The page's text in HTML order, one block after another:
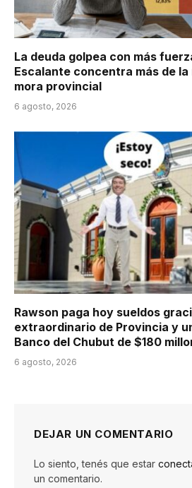
La deuda golpea con más
Escalante concentra más de
mora provincial
6 agosto, 2026
Rawson paga hoy sueldos
extraordinario de Provincia y
Banco del Chubut de $180
6 agosto, 2026
DEJAR UN COMENTARIO
Lo siento, tenés que estar
un comentario.